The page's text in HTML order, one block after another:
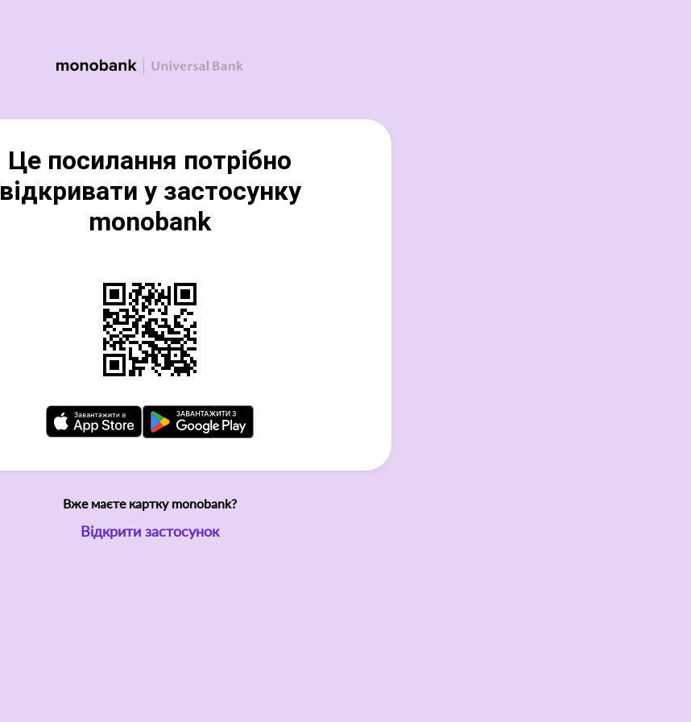
Це посилання потрібно
відкривати у застосунку
monobank
Вже маєте картку monobank?
Відкрити застосунок